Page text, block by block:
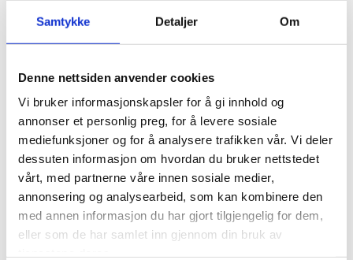
Samtykke Detaljer Om
Denne nettsiden anvender cookies
Vi bruker informasjonskapsler for å gi innhold og
annonser et personlig preg, for å levere sosiale
mediefunksjoner og for å analysere trafikken vår. Vi deler
dessuten informasjon om hvordan du bruker nettstedet
vårt, med partnerne våre innen sosiale medier,
annonsering og analysearbeid, som kan kombinere den
med annen informasjon du har gjort tilgjengelig for dem,
eller som de har samlet inn gjennom din bruk av